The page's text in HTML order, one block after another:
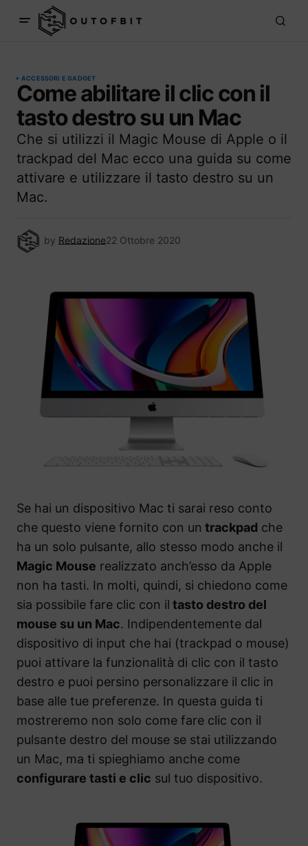
ACCESSORI E GADGET
Come abilitare il clic con il
tasto destro su un Mac
Che si utilizzi il Magic Mouse di Apple o il
trackpad del Mac ecco una guida su come
attivare e utilizzare il tasto destro su un
Mac.
by Redazione22 Ottobre 2020
Se hai un dispositivo Mac ti sarai reso conto
che questo viene fornito con un trackpad che
ha un solo pulsante, allo stesso modo anche il
Magic Mouse realizzato anch’esso da Apple
non ha tasti. In molti, quindi, si chiedono come
sia possibile fare clic con il tasto destro del
mouse su un Mac. Indipendentemente dal
dispositivo di input che hai (trackpad o mouse)
puoi attivare la funzionalità di clic con il tasto
destro e puoi persino personalizzare il clic in
base alle tue preferenze. In questa guida ti
mostreremo non solo come fare clic con il
pulsante destro del mouse se stai utilizzando
un Mac, ma ti spieghiamo anche come
configurare tasti e clic sul tuo dispositivo.